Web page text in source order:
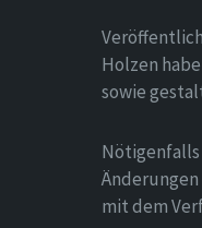
Holzen
sowie
Nötigenfalls
mit dem